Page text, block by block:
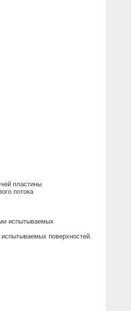
пластины
потока
испытываемых
поверхностей.